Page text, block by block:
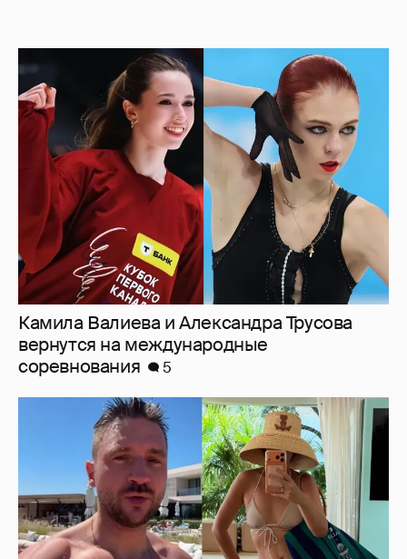
Камила Валиева и Александра Трусова
вернутся на международные
соревнования
5